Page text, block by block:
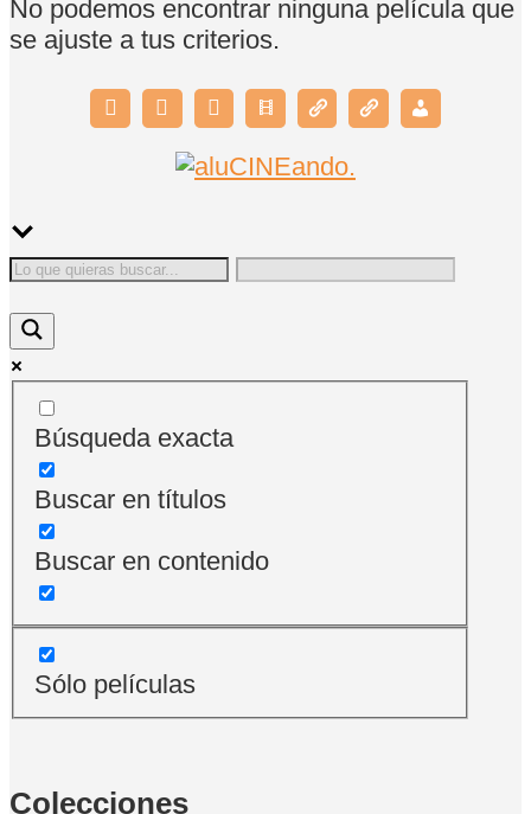
No podemos encontrar ninguna película que
se ajuste a tus criterios.
Búsqueda exacta
Buscar en títulos
Buscar en contenido
Sólo películas
Colecciones